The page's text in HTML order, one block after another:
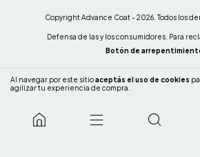
Al navegar por este sitioaceptás el uso de cookies
agilizar tu experiencia de compra.
Copyright Advance Coat - 2026. Todos los
Defensa de las y los consumidores. Para
Botón de